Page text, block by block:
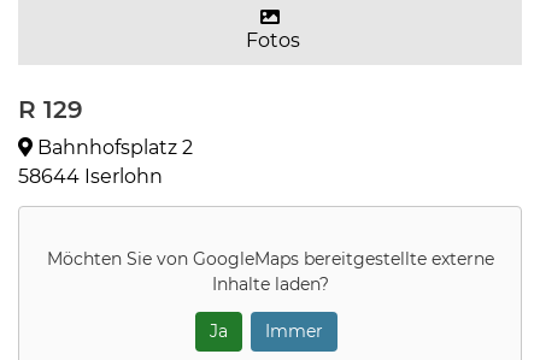
Fotos
R 129
Bahnhofsplatz 2
58644 Iserlohn
Möchten Sie von GoogleMapsbereitgestellte externe
Inhalte laden?
Ja Immer